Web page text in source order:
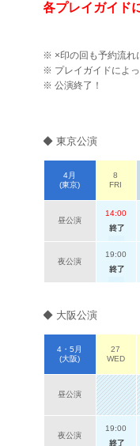
各プレイガイド
※ ×印の回も予約流れ
※ プレイガイドによ
※ 公演終了！
◆ 東京公演
4月
(東京)
8
FRI
昼公演
14:00
夜公演
19:00
◆ 大阪公演
4・5月
(大阪)
27
WED
昼公演
夜公演
19:00